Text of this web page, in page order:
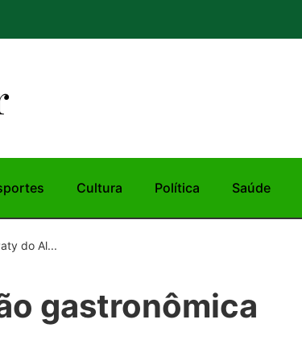
Cultura Política Saúde
do Al...
gastronômica